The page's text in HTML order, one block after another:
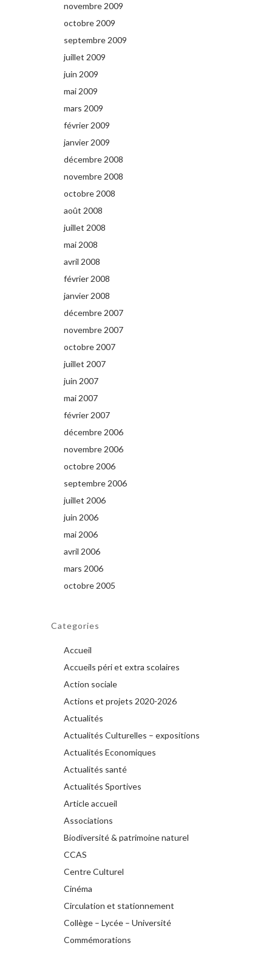
novembre 2009
octobre 2009
septembre 2009
juillet 2009
juin 2009
mai 2009
mars 2009
février 2009
janvier 2009
décembre 2008
novembre 2008
octobre 2008
août 2008
juillet 2008
mai 2008
avril 2008
février 2008
janvier 2008
décembre 2007
novembre 2007
octobre 2007
juillet 2007
juin 2007
mai 2007
février 2007
décembre 2006
novembre 2006
octobre 2006
septembre 2006
juillet 2006
juin 2006
mai 2006
avril 2006
mars 2006
octobre 2005
Categories
Accueil
Accueils péri et extra scolaires
Action sociale
Actions et projets 2020-2026
Actualités
Actualités Culturelles – expositions
Actualités Economiques
Actualités santé
Actualités Sportives
Article accueil
Associations
Biodiversité & patrimoine naturel
CCAS
Centre Culturel
Cinéma
Circulation et stationnement
Collège – Lycée – Université
Commémorations